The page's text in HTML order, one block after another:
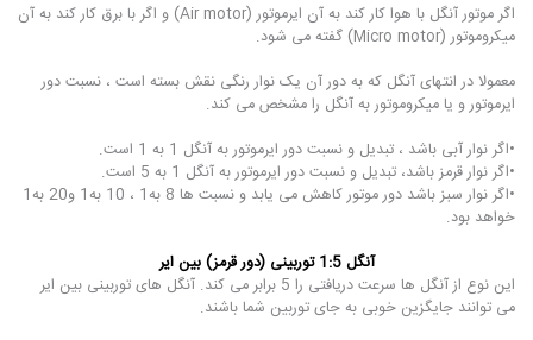
اگر موتور آنگل با هوا کار کند به آن ایرموتور (Air motor) و اگر با برق کار کند به آن
میکروموتور (Micro motor) گفته می شود.
معمولا در انتهای آنگل که به دور آن یک نوار رنگی نقش بسته است ، نسبت دور
ایرموتور و یا میکروموتور به آنگل را مشخص می کند.
•اگر نوار آبی باشد ، تبدیل و نسبت دور ایرموتور به آنگل 1 به 1 است.
•اگر نوار قرمز باشد، تبدیل و نسبت دور ایرموتور به آنگل 1 به 5 است.
•اگر نوار سبز باشد دور موتور کاهش می یابد و نسبت ها 8 به1 ، 10 به1 و20 به1
خواهد بود.
آنگل 1:5 توربینی (دور قرمز) بین ایر
این نوع از آنگل ها سرعت دریافتی را 5 برابر می کند. آنگل های توربینی بین ایر
می توانند جایگزین خوبی به جای توربین شما باشند.